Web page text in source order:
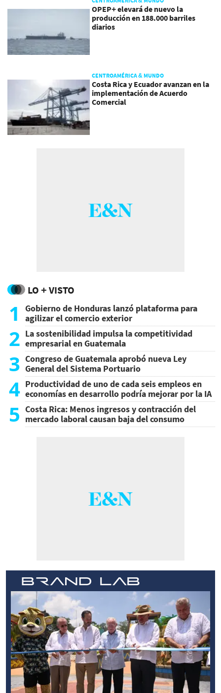
OPEP+ elevará de nuevo la
producción en 188.000 barriles
diarios
CENTROAMÉRICA & MUNDO
Costa Rica y Ecuador avanzan en la
implementación de Acuerdo
Comercial
LO + VISTO
1
Gobierno de Honduras lanzó plataforma para
agilizar el comercio exterior
2 La sostenibilidad impulsa la competitividad
empresarial en Guatemala
3 Congreso de Guatemala aprobó nueva Ley
General del Sistema Portuario
4 Productividad de uno de cada seis empleos en
economías en desarrollo podría mejorar por la IA
5 Costa Rica: Menos ingresos y contracción del
mercado laboral causan baja del consumo